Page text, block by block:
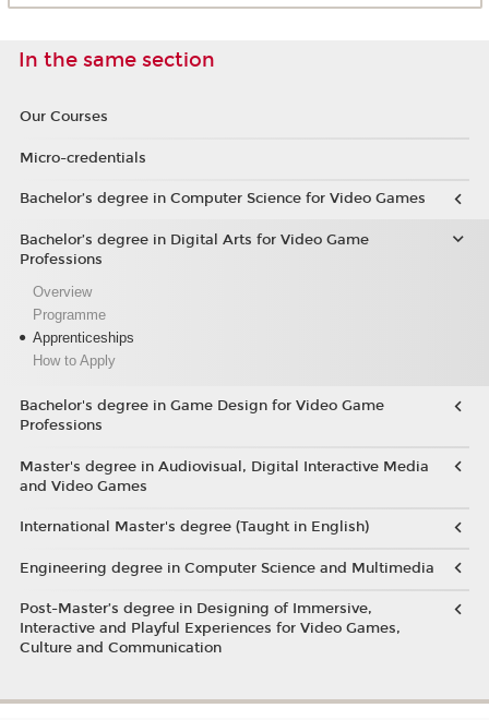
In the same section
Our Courses
Micro-credentials
Bachelor’s degree in Computer Science for Video Games
Bachelor’s degree in Digital Arts for Video Game
Professions
Overview
Programme
Apprenticeships
How to Apply
Bachelor's degree in Game Design for Video Game
Professions
Master's degree in Audiovisual, Digital Interactive Media
and Video Games
International Master's degree (Taught in English)
Engineering degree in Computer Science and Multimedia
Post-Master’s degree in Designing of Immersive,
Interactive and Playful Experiences for Video Games,
Culture and Communication